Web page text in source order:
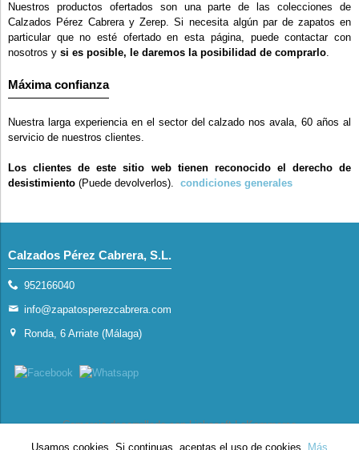
Usamos cookies. Si continuas, aceptas el uso de cookies. Más
Nuestros productos ofertados son una parte de las colecciones de
Calzados Pérez Cabrera y Zerep. Si necesita algún par de zapatos en
particular que no esté ofertado en esta página, puede contactar con
nosotros y si es posible, le daremos la posibilidad de comprarlo.
Máxima confianza
Nuestra larga experiencia en el sector del calzado nos avala, 60 años al
servicio de nuestros clientes.
Los clientes de este sitio web tienen reconocido el derecho de
desistimiento (Puede devolverlos). condiciones generales
Calzados Pérez Cabrera, S.L.
952166040
info@zapatosperezcabrera.com
Ronda, 6 Arriate (Málaga)
Comercio desarrollado conLinkasoft LeKommerce